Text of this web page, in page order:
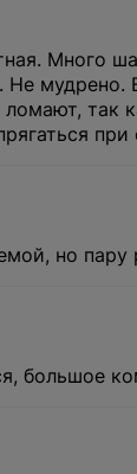
Много
мудрено.
так
но пару
большое